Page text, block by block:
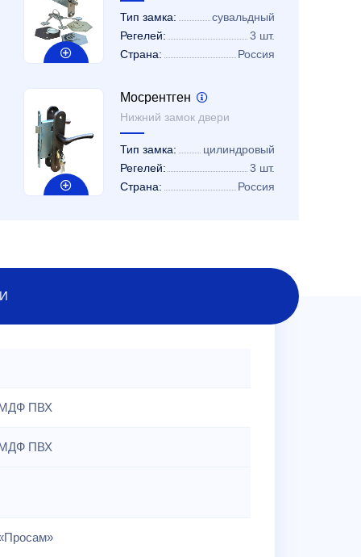
Тип замка:
сувальдный
Регелей:
3 шт.
Страна:
Россия
Мосрентген
Нижний замок двери
Тип замка:
цилиндровый
Регелей:
3 шт.
Страна:
Россия
ПВХ
ПВХ